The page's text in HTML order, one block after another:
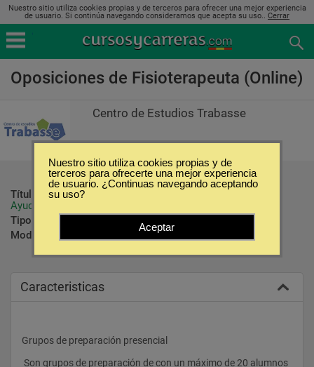
Nuestro sitio utiliza cookies propias y de terceros para ofrecer una mejor experiencia
de usuario. Si continúa navegando consideramos que acepta su uso.. Cerrar
Oposiciones de Fisioterapeuta (Online)
Centro de Estudios Trabasse
Título ofrecido:
Ayudante Técnico Sanitario especialista en Fisioterapia
Tipo:
Oposiciones
Modalidad:
Caracteristicas
Grupos de preparación presencial
Nuestro sitio utiliza cookies propias y de
terceros para ofrecerte una mejor experiencia
de usuario. ¿Continuas navegando aceptando
su uso?
Aceptar